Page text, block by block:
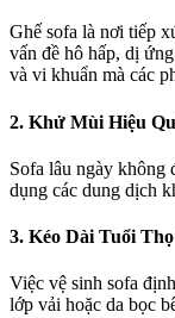
Ghế sofa là nơi tiếp
vấn đề hô hấp, dị
và vi khuẩn mà các
2. Khử Mùi Hiệu
Sofa lâu ngày không
dụng các dung dịch
3. Kéo Dài Tuổi
Việc vệ sinh sofa
lớp vải hoặc da bọc